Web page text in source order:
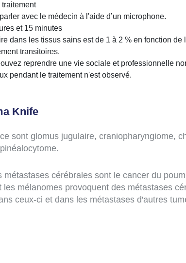
avec le médecin à l'aide d’un microphone.
et 15 minutes
dans les tissus sains est de 1 à 2 % en fonction
transitoires.
reprendre une vie sociale et professionnelle
pendant le traitement n'est observé.
Knife
sont glomus jugulaire, craniopharyngiome,
cérébrales sont le cancer du
mélanomes provoquent des métastases
ceux-ci et dans les métastases d'autres